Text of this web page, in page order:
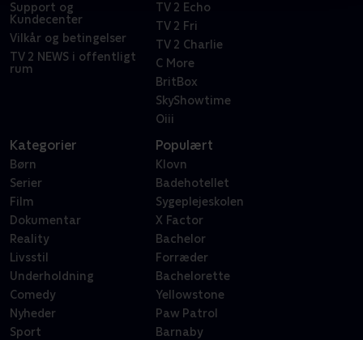
Support og
Kundecenter
Vilkår og betingelser
TV 2 NEWS i offentligt
rum
TV 2 Echo
TV 2 Fri
TV 2 Charlie
C More
BritBox
SkyShowtime
Oiii
Kategorier
Børn
Serier
Film
Dokumentar
Reality
Livsstil
Underholdning
Comedy
Nyheder
Sport
Populært
Klovn
Badehotellet
Sygeplejeskolen
X Factor
Bachelor
Forræder
Bachelorette
Yellowstone
Paw Patrol
Barnaby